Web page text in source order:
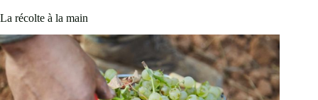
La récolte à la main